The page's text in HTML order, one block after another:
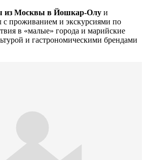
из Москвы в Йошкар-Олу и
проживанием и экскурсиями по
в «малые» города и марийские
и гастрономическими брендами